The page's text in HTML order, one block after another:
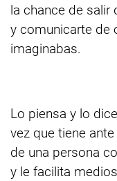
la chance de salir
y comunicarte de
imaginabas.
Lo piensa y lo
vez que tiene
de una persona
y le facilita